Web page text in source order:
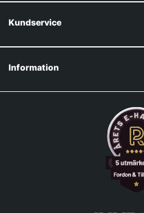
Kundservice
Information